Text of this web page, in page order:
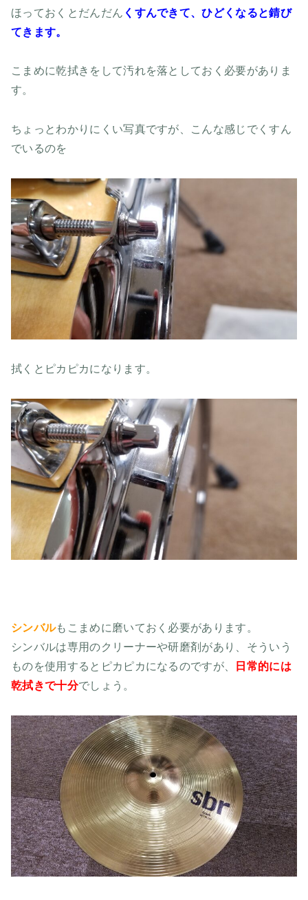
ほっておくとだんだん くすんできて、ひどくなると錆び
てきます。
こまめに乾拭きをして汚れを落としておく必要がありま
す。
ちょっとわかりにくい写真ですが、こんな感じでくすん
でいるのを
拭くとピカピカになります。
シンバルもこまめに磨いておく必要があります。
シンバルは専用のクリーナーや研磨剤があり、そういう
ものを使用するとピカピカになるのですが、
日常的には
乾拭きで十分でしょう。